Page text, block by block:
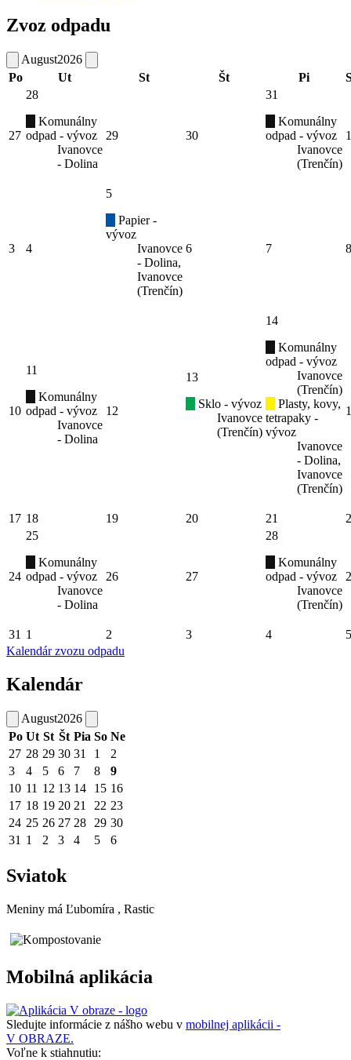
Zvoz odpadu
August2026
Po
Ut St Št Pi
27
28
Komunálny
odpad - vývoz
Ivanovce
- Dolina
29 30
31
Komunálny
odpad - vývoz
Ivanovce
(Trenčín)
1
3 4
5
Papier -
vývoz
Ivanovce
- Dolina,
Ivanovce
(Trenčín)
6 7 8
10
11
Komunálny
odpad - vývoz
Ivanovce
- Dolina
12
13
Sklo - vývoz
Ivanovce
(Trenčín)
14
Komunálny
odpad - vývoz
Ivanovce
(Trenčín)
Plasty, kovy,
tetrapaky -
vývoz
Ivanovce
- Dolina,
Ivanovce
(Trenčín)
17 18 19 20 21
24
25
Komunálny
odpad - vývoz
Ivanovce
- Dolina
26 27
28
Komunálny
odpad - vývoz
Ivanovce
(Trenčín)
31 1 2 3 4
5
Kalendár zvozu odpadu
Kalendár
August2026
Po Ut St Št Pia So Ne
27 28 29 30 31 1
2
3
4 5 6 7 8
9
10 11 12 13 14 15 16
17 18 19 20 21 22 23
24 25 26 27 28 29 30
31 1 2 3 4 5 6
Sviatok
Meniny má Ľubomíra , Rastic
Mobilná aplikácia
Sledujte informácie z nášho webu v mobilnej aplikácii -
V OBRAZE.
Voľne k stiahnutiu: